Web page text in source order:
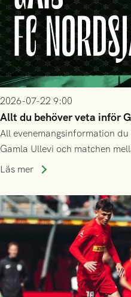
2026-07-22 9:00
Allt du behöver veta inför
All evenemangsinformation
Gamla Ullevi och matchen
kvalet till Conference League!
Läs mer